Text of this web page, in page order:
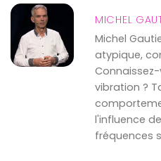
MICHEL
Michel
atypique,
vibration ?
l'influence
fréquences